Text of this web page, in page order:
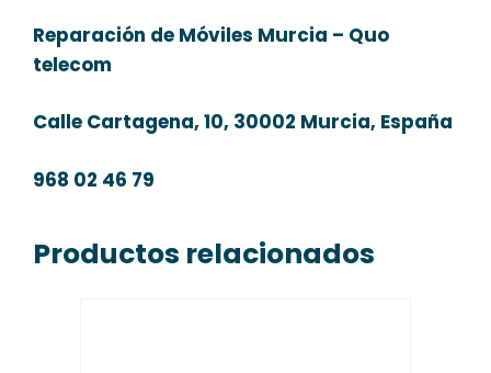
Reparación de Móviles Murcia – Quo
telecom
Calle Cartagena, 10, 30002 Murcia, España
968 02 46 79
Productos relacionados